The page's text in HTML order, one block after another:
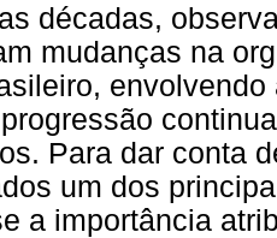
décadas,
mudanças na
Para dar conta
um dos
a importância